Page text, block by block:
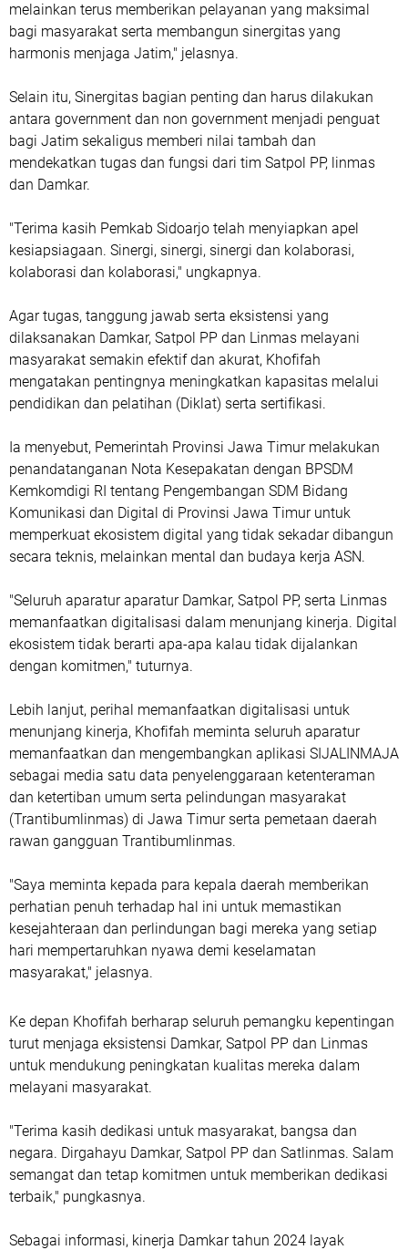
melainkan terus memberikan pelayanan yang maksimal
bagi masyarakat serta membangun sinergitas yang
harmonis menjaga Jatim," jelasnya.
Selain itu, Sinergitas bagian penting dan harus dilakukan
antara government dan non government menjadi penguat
bagi Jatim sekaligus memberi nilai tambah dan
mendekatkan tugas dan fungsi dari tim Satpol PP, linmas
dan Damkar.
"Terima kasih Pemkab Sidoarjo telah menyiapkan apel
kesiapsiagaan. Sinergi, sinergi, sinergi dan kolaborasi,
kolaborasi dan kolaborasi," ungkapnya.
Agar tugas, tanggung jawab serta eksistensi yang
dilaksanakan Damkar, Satpol PP dan Linmas melayani
masyarakat semakin efektif dan akurat, Khofifah
mengatakan pentingnya meningkatkan kapasitas melalui
pendidikan dan pelatihan (Diklat) serta sertifikasi.
Ia menyebut, Pemerintah Provinsi Jawa Timur melakukan
penandatanganan Nota Kesepakatan dengan BPSDM
Kemkomdigi RI tentang Pengembangan SDM Bidang
Komunikasi dan Digital di Provinsi Jawa Timur untuk
memperkuat ekosistem digital yang tidak sekadar dibangun
secara teknis, melainkan mental dan budaya kerja ASN.
"Seluruh aparatur aparatur Damkar, Satpol PP, serta Linmas
memanfaatkan digitalisasi dalam menunjang kinerja. Digital
ekosistem tidak berarti apa-apa kalau tidak dijalankan
dengan komitmen," tuturnya.
Lebih lanjut, perihal memanfaatkan digitalisasi untuk
menunjang kinerja, Khofifah meminta seluruh aparatur
memanfaatkan dan mengembangkan aplikasi SIJALINMAJA
sebagai media satu data penyelenggaraan ketenteraman
dan ketertiban umum serta pelindungan masyarakat
(Trantibumlinmas) di Jawa Timur serta pemetaan daerah
rawan gangguan Trantibumlinmas.
"Saya meminta kepada para kepala daerah memberikan
perhatian penuh terhadap hal ini untuk memastikan
kesejahteraan dan perlindungan bagi mereka yang setiap
hari mempertaruhkan nyawa demi keselamatan
masyarakat," jelasnya.
Ke depan Khofifah berharap seluruh pemangku kepentingan
turut menjaga eksistensi Damkar, Satpol PP dan Linmas
untuk mendukung peningkatan kualitas mereka dalam
melayani masyarakat.
"Terima kasih dedikasi untuk masyarakat, bangsa dan
negara. Dirgahayu Damkar, Satpol PP dan Satlinmas. Salam
semangat dan tetap komitmen untuk memberikan dedikasi
terbaik," pungkasnya.
Sebagai informasi, kinerja Damkar tahun 2024 layak